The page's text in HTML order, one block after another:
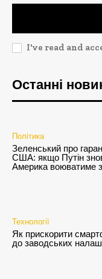
I've read and
Останні
Політика
Зеленський про
США: якщо Путін
Америка воюватиме
Технології
Як прискорити
до заводських